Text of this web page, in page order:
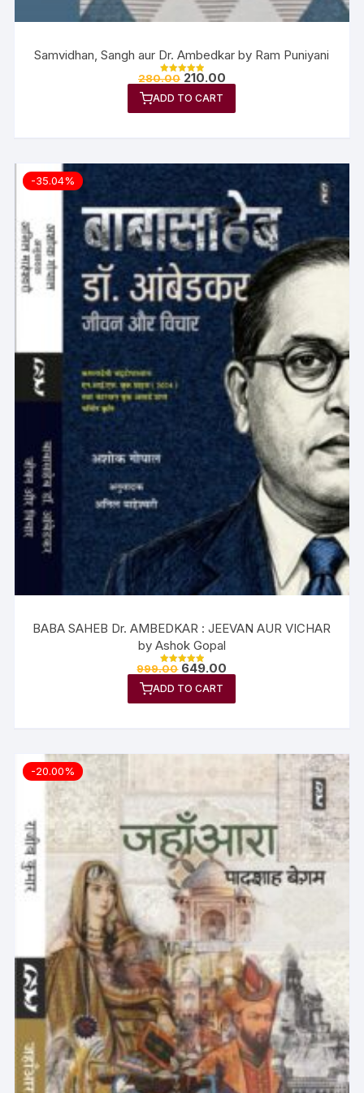
Samvidhan, Sangh aur Dr. Ambedkar by Ram Puniyani
Rated
out of 5
280.00 210.00
ADD TO CART
-35.04%
BABA SAHEB Dr. AMBEDKAR : JEEVAN AUR VICHAR
by Ashok Gopal
Rated
out of 5
999.00 649.00
ADD TO CART
-20.00%